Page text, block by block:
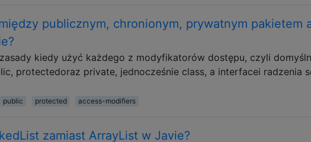
publicznym, chronionym, prywatnym pakietem
kiedy użyć każdego z modyfikatorów dostępu, czyli
protectedoraz private, jednocześnie class, a interfacei radzenia
public protected access-modifiers
zamiast ArrayList w Javie?